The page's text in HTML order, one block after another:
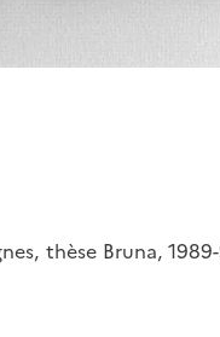
thèse Bruna,